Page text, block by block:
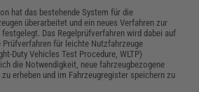
hat das bestehende System für die
überarbeitet und ein neues Verfahren zur
Das Regelprüfverfahren wird dabei auf
für leichte Nutzfahrzeuge
Duty Vehicles Test Procedure, WLTP)
die Notwendigkeit, neue fahrzeugbezogene
erheben und im Fahrzeugregister speichern zu